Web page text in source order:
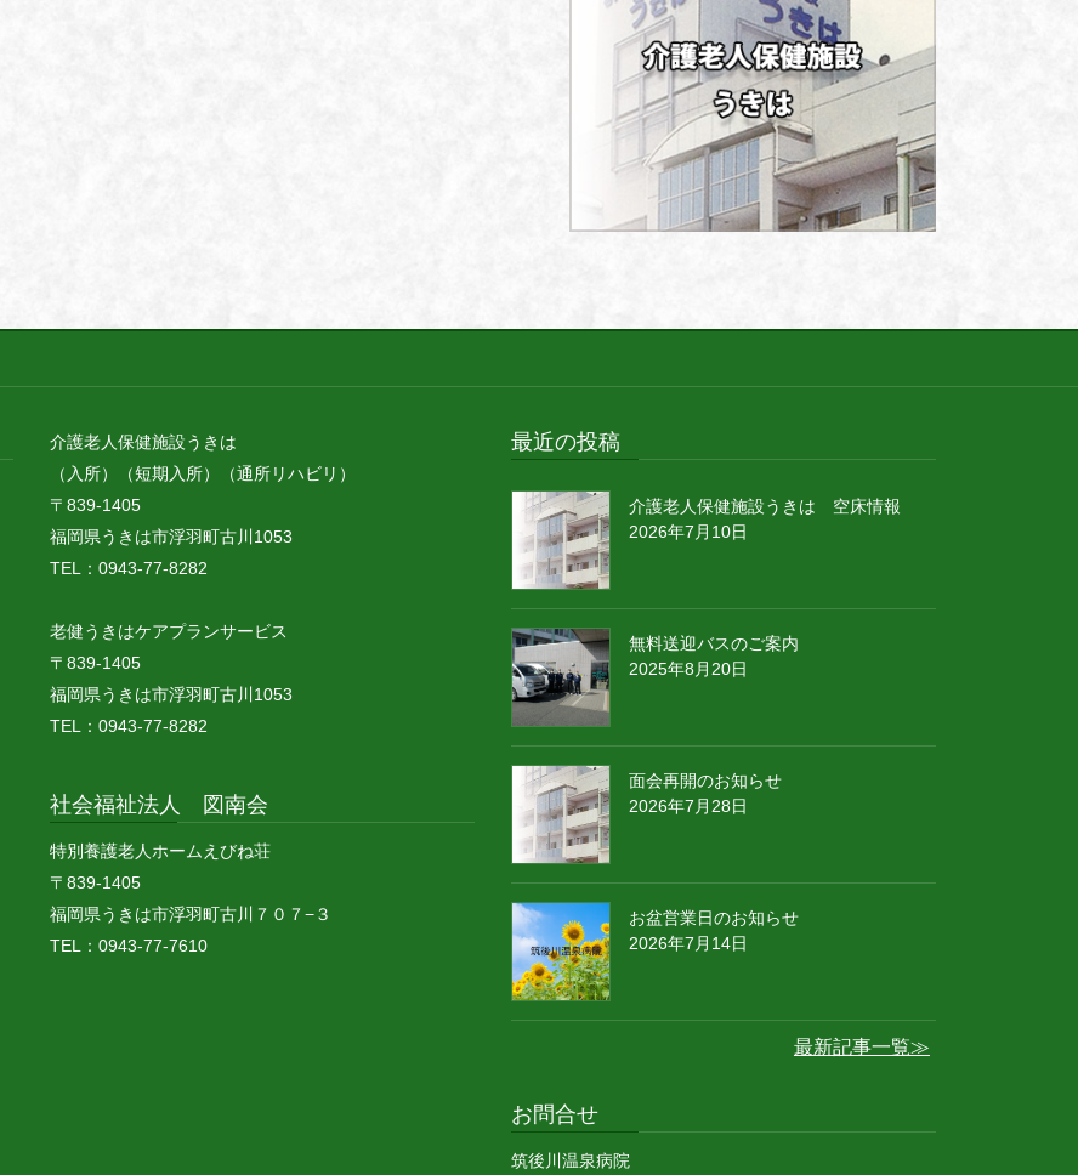
介護老人保健施設うきは
（入所）（短期入所）（通所リハビリ）
〒839-1405
福岡県うきは市浮羽町古川1053
TEL：0943-77-8282
老健うきはケアプランサービス
〒839-1405
福岡県うきは市浮羽町古川1053
TEL：0943-77-8282
社会福祉法人 図南会
特別養護老人ホームえびね荘
〒839-1405
福岡県うきは市浮羽町古川７０７−３
TEL：0943-77-7610
最近の投稿
介護老人保健施設うきは 空床情報
2026年7月10日
無料送迎バスのご案内
2025年8月20日
面会再開のお知らせ
2026年7月28日
お盆営業日のお知らせ
2026年7月14日
最新記事一覧≫
お問合せ
筑後川温泉病院